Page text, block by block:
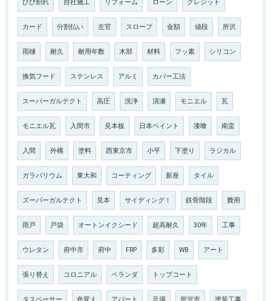
ひび割れ 自社施工 リフォーム ローン クレジット
カード 分割払い 左官 スロープ 金額 値段 所沢
雨樋 耐久 耐用年数 木部 材料 フッ素 シリコン
換気フード ステンレス アルミ カバー工法
スーパーガルテクト 高圧 洗浄 清瀬 モニエル 瓦
モニエル瓦 入間市 見本板 日本ペイント 漆喰 南蛮
入間 外構 塗料 西東京市 小平 下塗り ラジカル
ガラバリウム 東大和 コーティング 新座 タイル
ズーパーガルテクト 見本 サイディング！ 鉄骨階段 費用
雨戸 戸袋 オートンイクシード 超高耐久 30年 工事
ウレタン 府中市 府中 FRP 多彩 WB アート
張り替え コロニアル ベランダ トップコート
タスペーサー 色変え アパート 足場 所沢市 塗装工事